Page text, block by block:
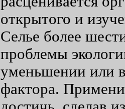
открытого и
Селье более
проблемы
уменьшении или
фактора.